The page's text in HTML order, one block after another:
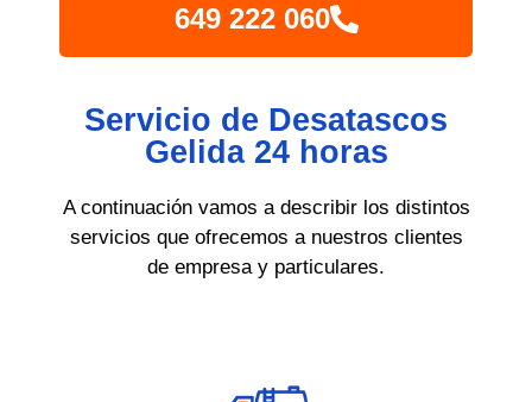
649 222 060
Servicio de Desatascos
Gelida 24 horas
A continuación vamos a describir los distintos
servicios que ofrecemos a nuestros clientes
de empresa y particulares.